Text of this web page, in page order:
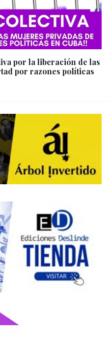
por la liberación de las
por razones políticas